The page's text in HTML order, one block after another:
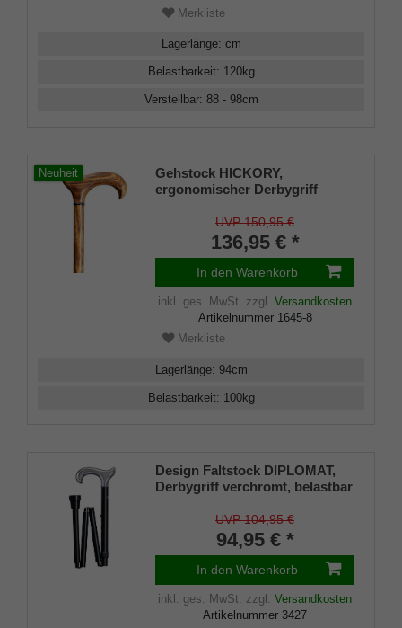
Merkliste
Lagerlänge: cm
Belastbarkeit: 120kg
Verstellbar: 88 - 98cm
Neuheit
Gehstock HICKORY,
ergonomischer Derbygriff
Chrom-Ring, inkl.
Gummipuffer, 94 cm
UVP 150,95 €
136,95 € *
In den Warenkorb
inkl. ges. MwSt. zzgl. Versandkosten
Artikelnummer 1645-8
Merkliste
Lagerlänge: 94cm
Belastbarkeit: 100kg
Design Faltstock DIPLOMAT,
Derbygriff verchromt, belastbar
88-98 cm, faltbar mit Deluxe-
Verbindung, inkl. Gummipuffer
UVP 104,95 €
94,95 € *
In den Warenkorb
inkl. ges. MwSt. zzgl. Versandkosten
Artikelnummer 3427